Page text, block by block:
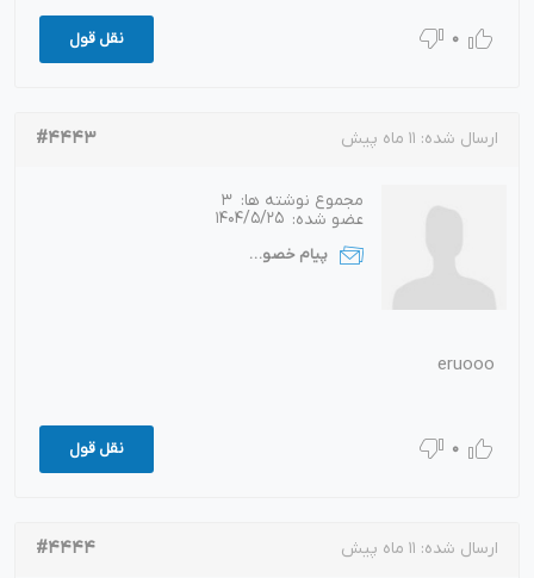
نقل قول 0
ارسال شده: 11 ماه پیش #4443
مجموع نوشته ها: 3
عضو شده: 1404/5/25
پیام خصوصی
eruooo
نقل قول 0
ارسال شده: 11 ماه پیش #4444